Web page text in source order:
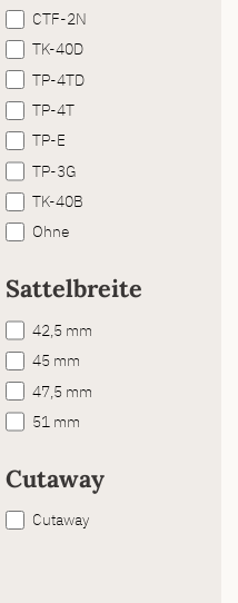
CTF-2N
TK-40D
TP-4TD
TP-4T
TP-E
TP-3G
TK-40B
Ohne
Sattelbreite
42,5 mm
45 mm
47,5 mm
51 mm
Cutaway
Cutaway